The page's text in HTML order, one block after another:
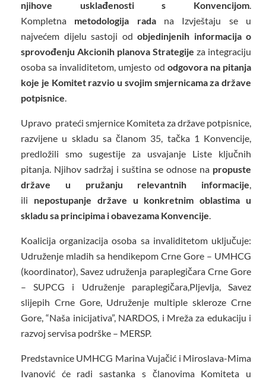
njihove usklađenosti s Konvencijom.
Kompletna metodologija radana Izvještaju se u
najvećem dijelu sastoji od objedinjenih informacija o
sprovođenju Akcionih planova Strategije za integraciju
osoba sa invaliditetom, umjesto od odgovora na pitanja
koje je Komitet razvio u svojim smjernicama za države
potpisnice.
Upravo prateći smjernice Komiteta za države potpisnice,
razvijene u skladu sa članom 35, tačka 1 Konvencije,
predložili smo sugestije za usvajanje Liste ključnih
pitanja. Njihov sadržaj i suština se odnose na propuste
države u pružanju relevantnih informacije,
ili nepostupanje države u konkretnim oblastima u
skladu sa principima i obavezama Konvencije.
Koalicija organizacija osoba sa invaliditetom uključuje:
Udruženje mladih sa hendikepom Crne Gore – UMHCG
(koordinator), Savez udruženja paraplegičara Crne Gore
– SUPCG i Udruženje paraplegičara,Pljevlja, Savez
slijepih Crne Gore, Udruženje multiple skleroze Crne
Gore, “Naša inicijativa”, NARDOS, i Mreža za edukaciju i
razvoj servisa podrške – MERSP.
Predstavnice UMHCG Marina Vujačić i Miroslava-Mima
Ivanović će radi sastanka s članovima Komiteta u